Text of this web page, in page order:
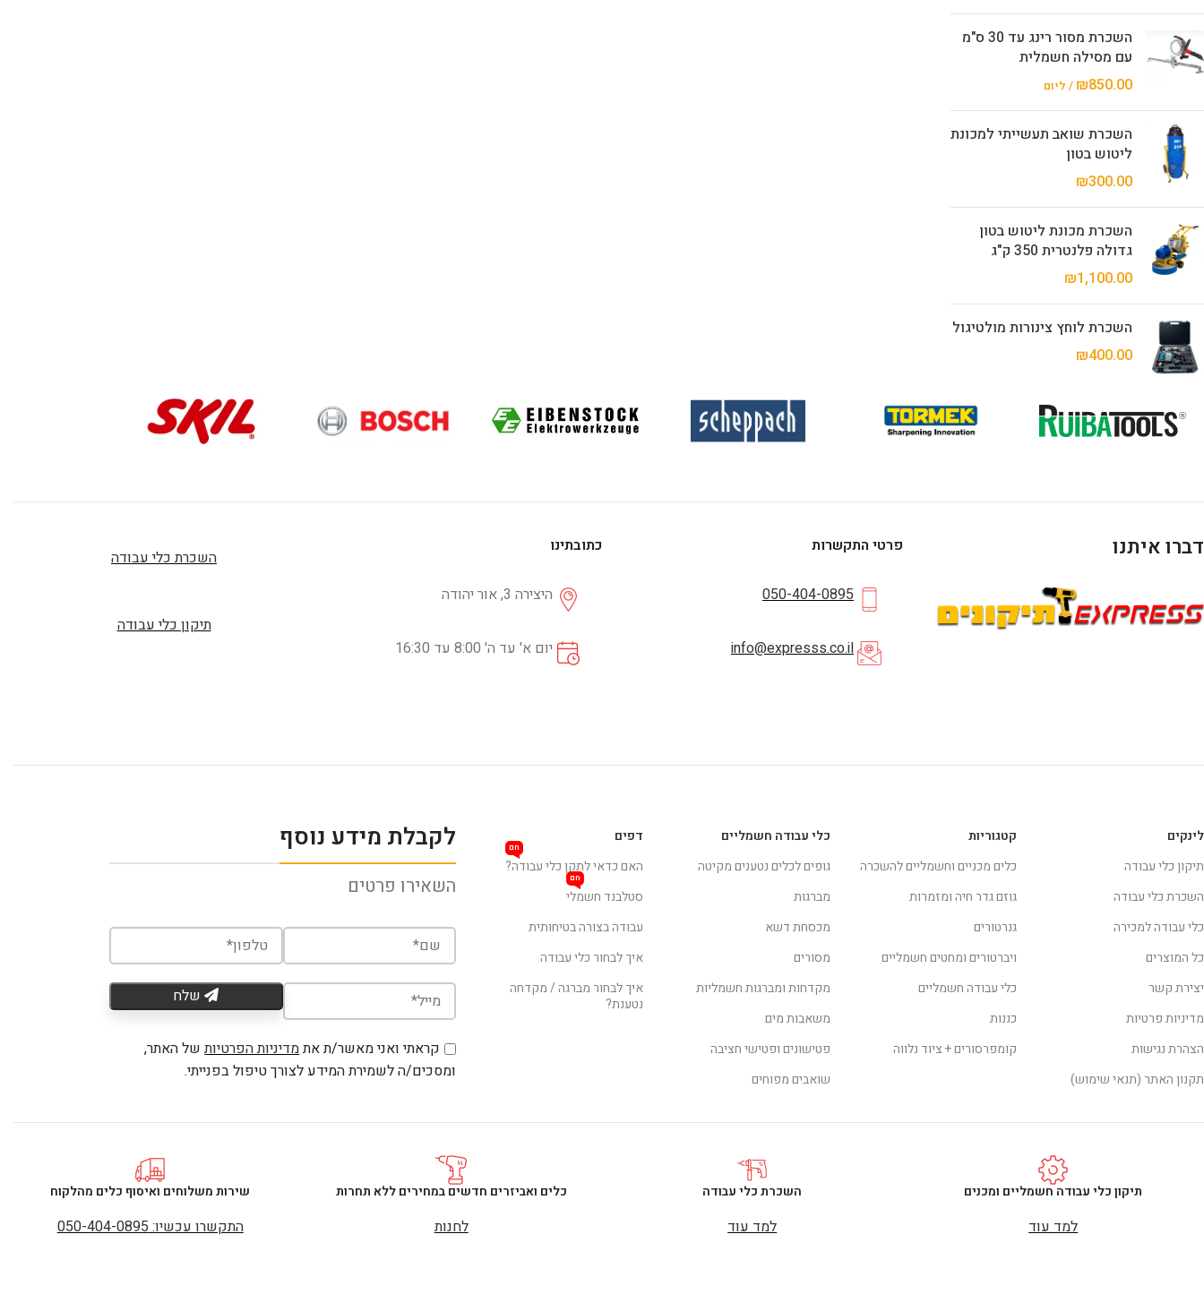
השכרת מסור רינג עד 30 ס"מ
עם מסילה חשמלית
₪850.00 / ליום
השכרת שואב תעשייתי למכונת
ליטוש בטון
₪300.00
השכרת מכונת ליטוש בטון
גדולה פלנטרית 350 ק"ג
₪1,100.00
השכרת לוחץ צינורות מולטיגול
₪400.00
דברו איתנו פרטי התקשרות
050-404-0895
info@expresss.co.il
כתובתינו
היצירה 3, אור יהודה
יום א' עד ה' 8:00 עד 16:30
השכרת כלי עבודה
תיקון כלי עבודה
לקבלת מידע נוסף
השאירו פרטים
שלח
קראתי ואני מאשר/ת אתמדיניות הפרטיותשל האתר,
ומסכים/ה לשמירת המידע לצורך טיפול בפנייתי.
דפים
האם כדאי לתקן כלי עבודה?
חם
סטלבנד חשמלי
חם
עבודה בצורה בטיחותית
איך לבחור כלי עבודה
איך לבחור מברגה / מקדחה
נטענת?
כלי עבודה חשמליים
גופים לכלים נטענים מקיטה
מברגות
מכסחת דשא
מסורים
מקדחות ומברגות חשמליות
משאבות מים
פטישונים ופטישי חציבה
שואבים מפוחים
קטגוריות
כלים מכניים וחשמליים להשכרה
גוזם גדר חיה ומזמרות
גנרטורים
ויברטורים ומחטים חשמליים
כלי עבודה חשמליים
כננות
קומפרסורים + ציוד נלווה
לינקים
תיקון כלי עבודה
השכרת כלי עבודה
כלי עבודה למכירה
כל המוצרים
יצירת קשר
מדיניות פרטיות
הצהרת נגישות
תקנון האתר (תנאי שימוש)
שירות משלוחים ואיסוף כלים מהלקוח
התקשרו עכשיו: 050-404-0895
כלים ואביזרים חדשים במחירים ללא תחרות
לחנות
השכרת כלי עבודה
למד עוד
תיקון כלי עבודה חשמליים ומכנים
למד עוד